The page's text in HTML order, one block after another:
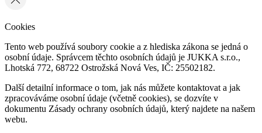
Cookies
Tento web používá soubory cookie a z hlediska zákona se jedná o
osobní údaje. Správcem těchto osobních údajů je JUKKA s.r.o.,
Lhotská 772, 68722 Ostrožská Nová Ves, IČ: 25502182.
Další detailní informace o tom, jak nás můžete kontaktovat a jak
zpracováváme osobní údaje (včetně cookies), se dozvíte v
dokumentu Zásady ochrany osobních údajů, který najdete na našem
webu.